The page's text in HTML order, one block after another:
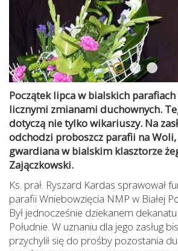
Początek lipca w bialskich parafiach
licznymi zmianami duchownych.
dotyczą nie tylko wikariuszy. Na
odchodzi proboszcz parafii na
gwardiana w bialskim klasztorze
Zajączkowski.
Ks. prał. Ryszard Kardas sprawował
parafii Wniebowzięcia NMP w Białej
Był jednocześnie dziekanem
Południe. W uznaniu dla jego zasług
przychylił się do prośby pozostania